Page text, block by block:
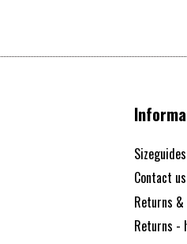
Contact us
Returns &
Returns -